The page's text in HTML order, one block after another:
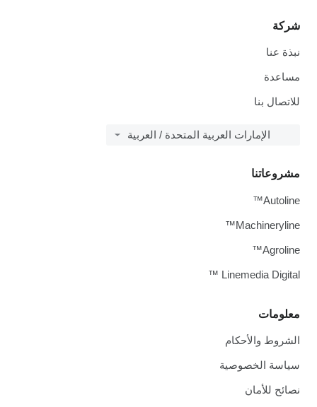
شركة
نبذة عنا
مساعدة
للاتصال بنا
الإمارات العربية المتحدة / العربية
معلومات
الشروط والأحكام
سياسة الخصوصية
نصائح للأمان
مشروعاتنا
Autoline™
Machineryline™
Agroline™
Linemedia Digital ™